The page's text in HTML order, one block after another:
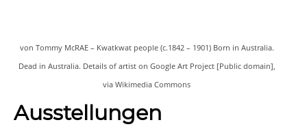
von Tommy McRAE – Kwatkwat people (c.1842 – 1901) Born in Australia.
Dead in Australia. Details of artist on Google Art Project [Public domain],
via Wikimedia Commons
Ausstellungen